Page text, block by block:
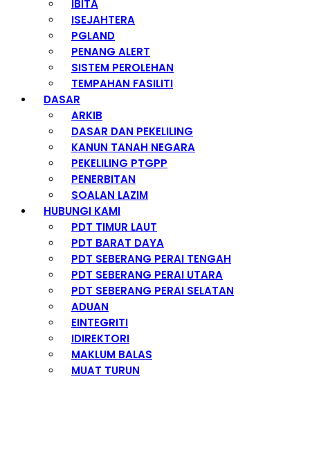
IBITA
ISEJAHTERA
PGLAND
PENANG ALERT
SISTEM PEROLEHAN
TEMPAHAN FASILITI
DASAR
ARKIB
DASAR DAN PEKELILING
KANUN TANAH NEGARA
PEKELILING PTGPP
PENERBITAN
SOALAN LAZIM
HUBUNGI KAMI
PDT TIMUR LAUT
PDT BARAT DAYA
PDT SEBERANG PERAI TENGAH
PDT SEBERANG PERAI UTARA
PDT SEBERANG PERAI SELATAN
ADUAN
EINTEGRITI
IDIREKTORI
MAKLUM BALAS
MUAT TURUN